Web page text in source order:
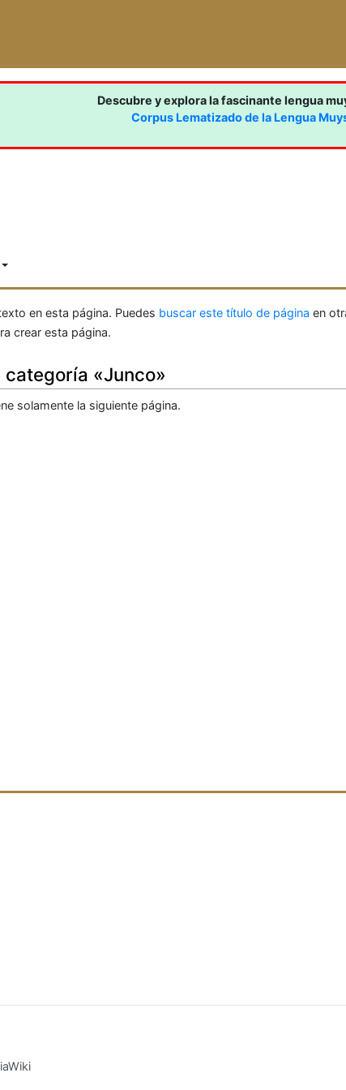
Descubre y explora la fascinante lengua
Corpus Lematizado de la Lengua
en esta página. Puedes buscar este título de página en
crear esta página.
categoría «Junco»
solamente la siguiente página.